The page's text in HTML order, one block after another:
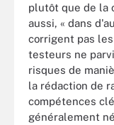
plutôt que de la
aussi, « dans
corrigent pas
testeurs ne
risques de
la rédaction de
compétences
généralement